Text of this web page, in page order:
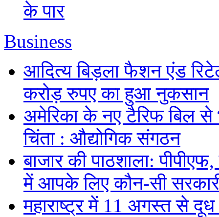
के पार
Business
आदित्य बिड़ला फैशन एंड
करोड़ रुपए का हुआ नुकसान
अमेरिका के नए टैरिफ बिल से
चिंता : औद्योगिक संगठन
बाजार की पाठशाला:
में आपके लिए कौन-सी
महाराष्ट्र में 11 अगस्त से